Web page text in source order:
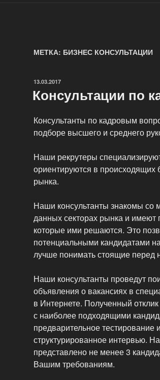
МЕТКА: БИЗНЕС КОНСУЛЬТАЦИИ
ОПУБЛИКОВАНО
13.03.2017
Консультации по
Консультанты по кадровым
подборе высшего и среднего
Наши рекрутеры
ориентируются в происходящих
рынка.
Наши консультанты знакомы со
данных секторах рынка и имеют
которые ими решаются. Это
потенциальными кандидатами
лучше понимать стоящие перед
Наши консультанты проведут
объявления о вакансиях в
в Интернете. Полученный
с наиболее подходящими
предварительное
структурированное интервью.
представлено не менее 3
Вашим требованиям.